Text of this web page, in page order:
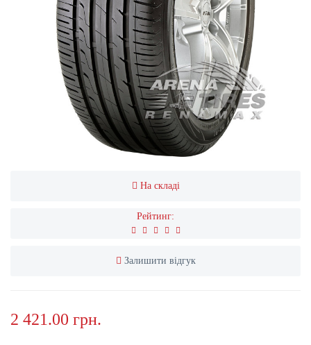
На складі
Рейтинг:
Залишити відгук
2 421.00 грн.